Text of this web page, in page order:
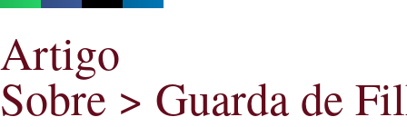
Artigo
Sobre > Guarda de